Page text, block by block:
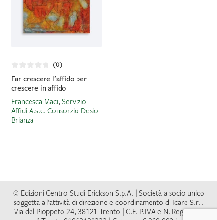
(0)
Far crescere l’affido per
crescere in affido
Francesca Maci, Servizio
Affidi A.s.c. Consorzio Desio-
Brianza
© Edizioni Centro Studi Erickson S.p.A. | Società a socio unico
soggetta all’attività di direzione e coordinamento di Icare S.r.l.
Via del Pioppeto 24, 38121 Trento | C.F. P.IVA e N. Reg. Impr.